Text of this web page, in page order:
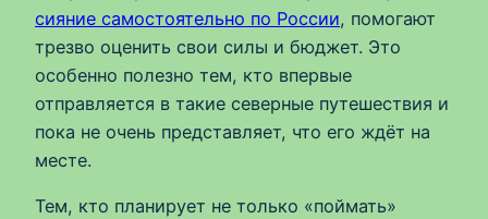
сияние самостоятельно по России, помогают
трезво оценить свои силы и бюджет. Это
особенно полезно тем, кто впервые
отправляется в такие северные путешествия и
пока не очень представляет, что его ждёт на
месте.
Тем, кто планирует не только «поймать»